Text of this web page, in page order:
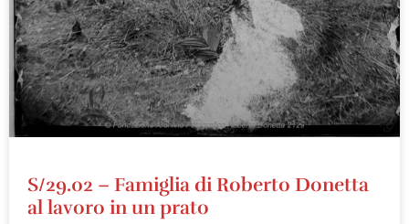
S/29.02 – Famiglia di Roberto Donetta
al lavoro in un prato